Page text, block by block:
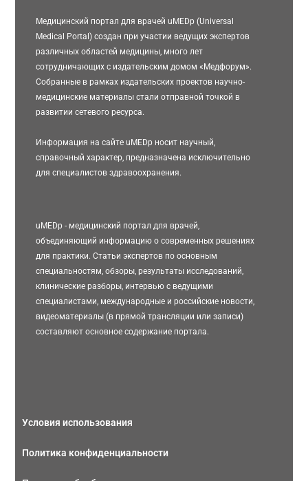
Медицинский портал для врачей uMEDp (Universal
Medical Portal) создан при участии ведущих экспертов
различных областей медицины, много лет
сотрудничающих с издательским домом «Медфорум».
Собранные в рамках издательских проектов научно-
медицинские материалы стали отправной точкой в
развитии сетевого ресурса.
Информация на сайте uMEDp носит научный,
справочный характер, предназначена исключительно
для специалистов здравоохранения.
uMEDp - медицинский портал для врачей,
объединяющий информацию о современных решениях
для практики. Статьи экспертов по основным
специальностям, обзоры, результаты исследований,
клинические разборы, интервью с ведущими
специалистами, международные и российские новости,
видеоматериалы (в прямой трансляции или записи)
составляют основное содержание портала.
Условия использования
Политика конфиденциальности